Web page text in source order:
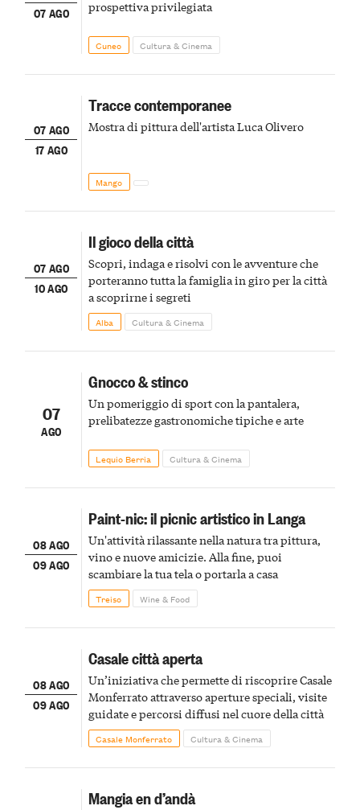
07 AGO
prospettiva privilegiata
Cuneo Cultura & Cinema
07 AGO
17 AGO
Tracce contemporanee
Mostra di pittura dell'artista Luca Olivero
Mango
07 AGO
10 AGO
Il gioco della città
Scopri, indaga e risolvi con le avventure che
porteranno tutta la famiglia in giro per la città
a scoprirne i segreti
Alba Cultura & Cinema
07
AGO
Gnocco & stinco
Un pomeriggio di sport con la pantalera,
prelibatezze gastronomiche tipiche e arte
Lequio Berria Cultura & Cinema
08 AGO
09 AGO
Paint-nic: il picnic artistico in Langa
Un'attività rilassante nella natura tra pittura,
vino e nuove amicizie. Alla fine, puoi
scambiare la tua tela o portarla a casa
Treiso Wine & Food
08 AGO
09 AGO
Casale città aperta
Un’iniziativa che permette di riscoprire Casale
Monferrato attraverso aperture speciali, visite
guidate e percorsi diffusi nel cuore della città
Casale Monferrato Cultura & Cinema
Mangia en d’andà